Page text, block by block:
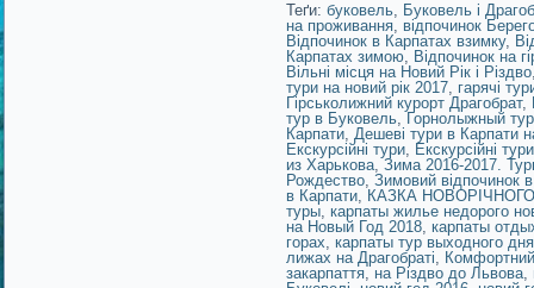
Теґи: буковель, Буковель і
на проживання, відпочинок
Відпочинок в Карпатах взимку,
Карпатах зимою, Відпочинок на
Вільні місця на Новий Рік і Різдво
тури на новий рік 2017, гарячі
Гірськолижний курорт Драгобрат,
тур в Буковель, Горнолыжный
Карпати, Дешеві тури в Карпати
Екскурсійні тури, Екскурсійні
из Харькова, Зима 2016-2017.
Рождество, Зимовий відпочинок
в Карпати, КАЗКА
туры, карпаты жилье недорого
на Новый Год 2018, карпаты
горах, карпаты тур выходного
лижах на Драгобраті,
закарпаття, на Різдво до Львова,